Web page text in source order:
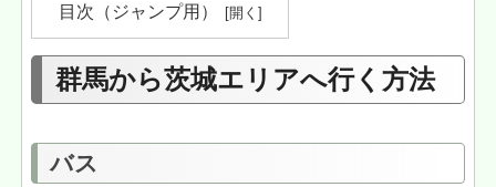
目次（ジャンプ用）
群馬から茨城エリアへ行く方法
バス